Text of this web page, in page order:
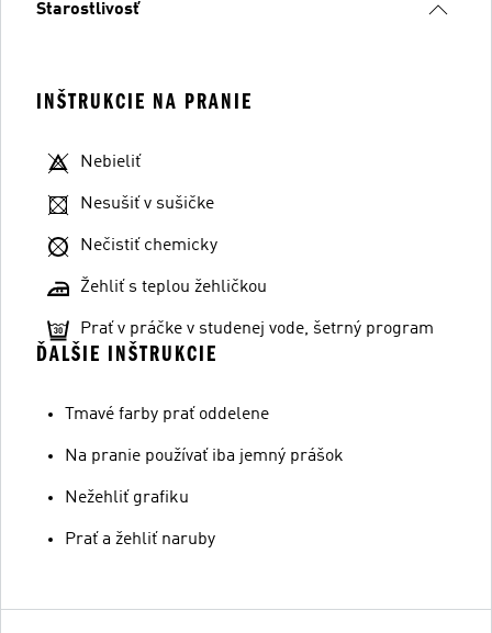
Starostlivosť
INŠTRUKCIE NA PRANIE
Nebieliť
Nesušiť v sušičke
Nečistiť chemicky
Žehliť s teplou žehličkou
Prať v práčke v studenej vode, šetrný program
ĎALŠIE INŠTRUKCIE
Tmavé farby prať oddelene
Na pranie používať iba jemný prášok
Nežehliť grafiku
Prať a žehliť naruby